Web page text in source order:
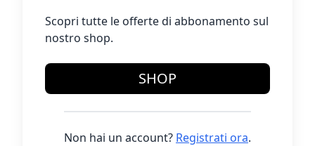
Scopri tutte le offerte di abbonamento sul
nostro shop.
SHOP
Non hai un account? Registrati ora.